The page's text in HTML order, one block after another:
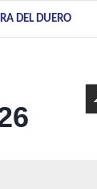
DEL DUERO